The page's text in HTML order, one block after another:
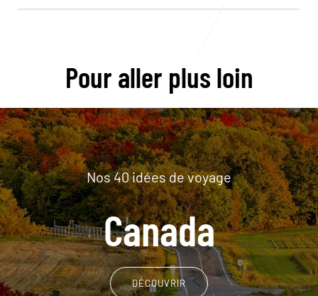
Pour aller plus loin
Nos 40 idées de voyage
Canada
DÉCOUVRIR